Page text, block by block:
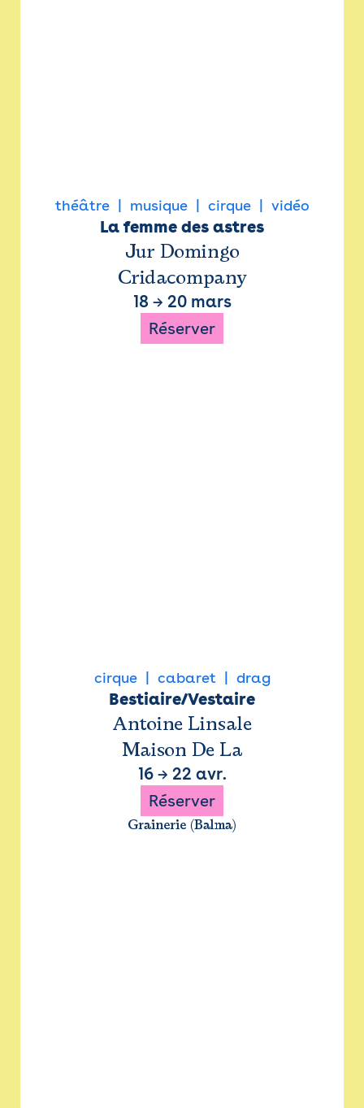
théâtre musique cirque vidéo
La femme des astres
Jur Domingo
Cridacompany
18 → 20 mars
Réserver
cirque cabaret drag
Bestiaire/Vestaire
Antoine Linsale
Maison De La
16→ 22 avr.
Réserver
Grainerie (Balma)